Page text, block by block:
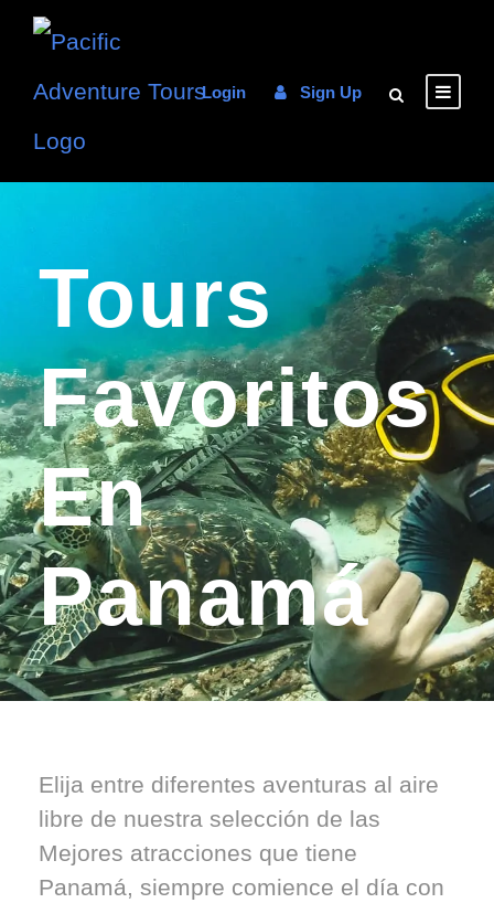
Login Sign Up
Tours
Favoritos
En
Panamá
Elija entre diferentes aventuras al aire
libre de nuestra selección de las
Mejores atracciones que tiene
Panamá, siempre comience el día con